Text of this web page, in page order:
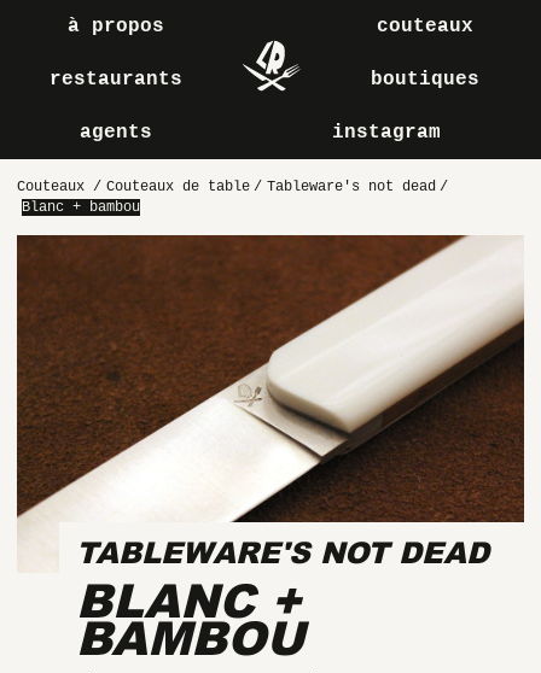
à propos couteaux
restaurants boutiques
agents instagram
Couteaux / Couteaux de table / Tableware's not dead /
Blanc + bambou
TABLEWARE'S NOT DEAD
BLANC +
BAMBOU